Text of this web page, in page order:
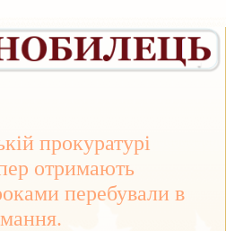
прокуратурі
отримають
перебували в